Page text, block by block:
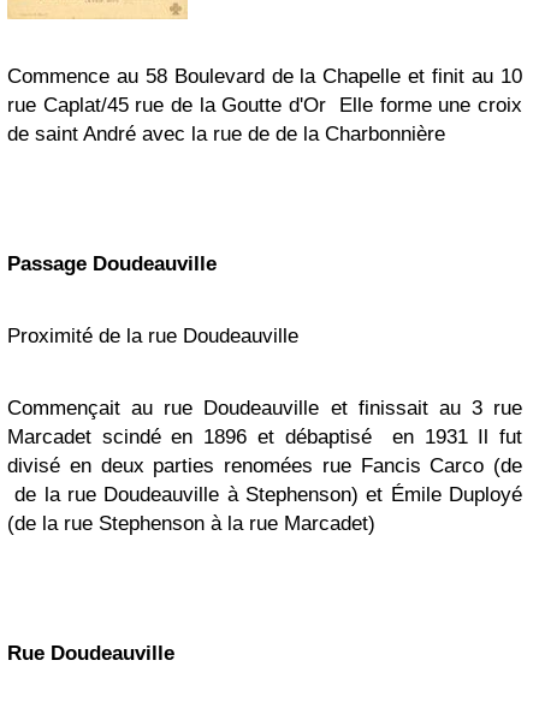
Commence au 58 Boulevard de la Chapelle et finit au 10
rue Caplat/45 rue de la Goutte d'Or
Elle forme une croix
de saint André avec la rue de de la Charbonnière
Passage Doudeauville
Proximité de la rue Doudeauville
Commençait au rue Doudeauville et finissait au 3 rue
Marcadet scindé en 1896 et débaptisé en 1931 Il fut
divisé en deux parties renomées rue Fancis Carco (de
de la rue Doudeauville à Stephenson) et Émile Duployé
(de la rue Stephenson à la rue Marcadet)
Rue Doudeauville